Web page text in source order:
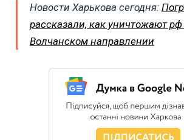
Новости Харькова сегодня:
рассказали, как уничтожают рф
Волчанском направлении